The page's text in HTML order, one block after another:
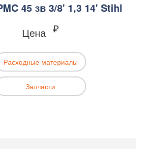
45 зв 3/8' 1,3 14' Stihl
Цена ₽
Расходные материалы
Запчасти